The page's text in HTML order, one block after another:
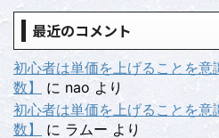
最近のコメント
初心者は単価を上げることを
数】
に nao より
初心者は単価を上げることを
数】
に ラムー より